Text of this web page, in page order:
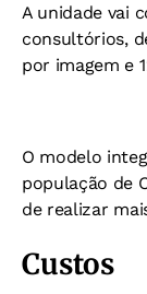
A unidade vai
consultórios,
por imagem e
O modelo
população de
de realizar
Custos